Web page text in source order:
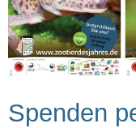
Spenden